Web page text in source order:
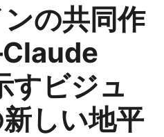
の共同作
すビジュ
しい地平